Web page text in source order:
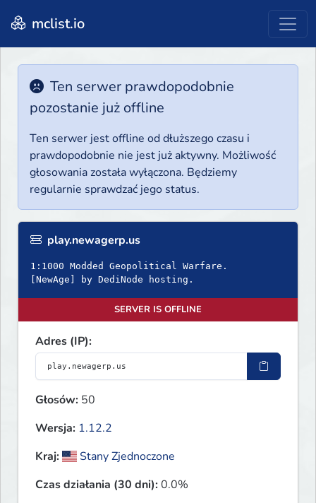
mclist.io
Ten serwer prawdopodobnie
pozostanie już offline
Ten serwer jest offline od dłuższego czasu i
prawdopodobnie nie jest już aktywny. Możliwość
głosowania została wyłączona. Będziemy
regularnie sprawdzać jego status.
play.newagerp.us
1:1000 Modded Geopolitical Warfare.
[NewAge] by DediNode hosting.
SERVER IS OFFLINE
Adres (IP):
Głosów: 50
Wersja: 1.12.2
Kraj:
Stany Zjednoczone
Czas działania (30 dni):0.0%